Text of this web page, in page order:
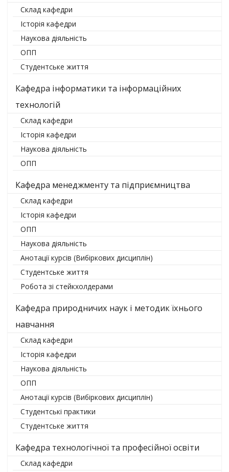
Склад кафедри
Історія кафедри
Наукова діяльність
ОПП
Студентське життя
Кафедра інформатики та інформаційних
технологій
Склад кафедри
Історія кафедри
Наукова діяльність
ОПП
Кафедра менеджменту та підприємництва
Склад кафедри
Історія кафедри
ОПП
Наукова діяльність
Анотації курсів (Вибіркових дисциплін)
Студентське життя
Робота зі стейкхолдерами
Кафедра природничих наук і методик їхнього
навчання
Склад кафедри
Історія кафедри
Наукова діяльність
ОПП
Анотації курсів (Вибіркових дисциплін)
Студентські практики
Студентське життя
Кафедра технологічної та професійної освіти
Склад кафедри